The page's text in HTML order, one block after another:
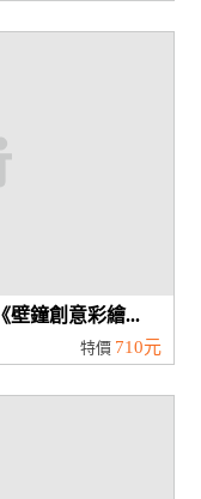
壁鐘創意彩繪...
特價 710元